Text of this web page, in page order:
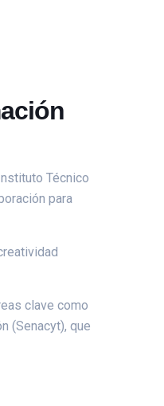
Técnico
para
clave como
(Senacyt), que